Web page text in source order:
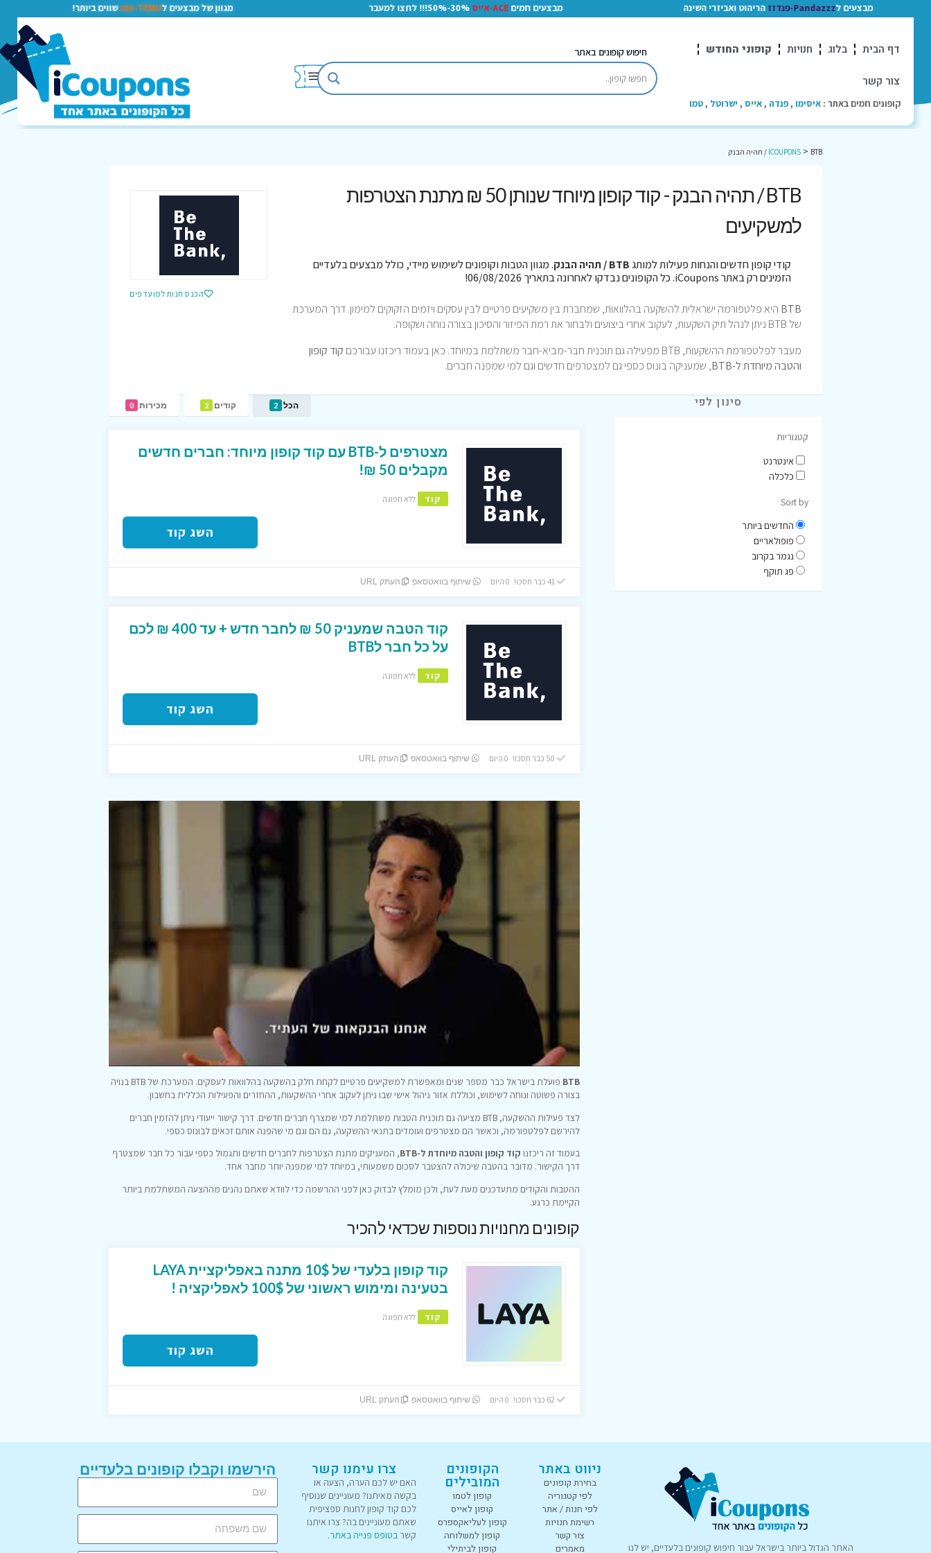
מבצעים לPandazzz-פנדזז הריהוט ואביזרי השינה מבצעים חמים ACE-אייס 30%-50%!!! לחצו למעבר מגוון של מבצעים לTEMU-טמו שווים ביותר!
דף הבית בלוג חנויות קופוני החודש
צור קשר
קופונים חמים באתר : איסימו ,פנדה ,אייס , ישרוטל ,טמו
חיפוש קופונים באתר
ICOUPONS > BTB / תהיה הבנק
הכנס חנות למועדפים
BTB / תהיה הבנק - קוד קופון מיוחד שנותן 50 ₪ מתנת הצטרפות
למשקיעים
קודי קופון חדשים והנחות פעילות למותגBTB / תהיה הבנק
. מגוון הטבות וקופונים לשימוש מיידי, כולל מבצעים בלעדיים
הזמינים רק באתר iCoupons. כל הקופונים נבדקו לאחרונה בתאריך 06/08/2026!
BTB היא פלטפורמה ישראלית להשקעה בהלוואות, שמחברת בין משקיעים פרטיים לבין עסקים ויזמים הזקוקים למימון. דרך המערכת
של BTB ניתן לנהל תיק השקעות, לעקוב אחרי ביצועים ולבחור את רמת הפיזור והסיכון בצורה נוחה ושקופה.
מעבר לפלטפורמת ההשקעות, BTB מפעילה גם תוכנית חבר-מביא-חבר משתלמת במיוחד. כאן בעמוד ריכזנו עבורכם
קוד קופון
והטבה מיוחדת ל-BTB
, שמעניקה בונוס כספי גם למצטרפים חדשים וגם למי שמפנה חברים.
הכל 2 קודים 2 מכירות 0
מצטרפים ל-BTB עם קוד קופון מיוחד: חברים חדשים
מקבלים 50 ₪!
קוד ללא תפוגה
השג קוד
41 כבר חסכו! 0 היום שיתוף בוואטסאפ העתק URL
קוד הטבה שמעניק 50 ₪ לחבר חדש + עד 400 ₪ לכם
על כל חבר לBTB
קוד ללא תפוגה
השג קוד
שיתוף בוואטסאפ העתק URL
BTB
פועלת בישראל כבר מספר שנים ומאפשרת למשקיעים פרטיים לקחת חלק בהשקעה בהלוואות לעסקים. המערכת של BTB בנויה
בצורה פשוטה ונוחה לשימוש, וכוללת אזור ניהול אישי שבו ניתן לעקוב אחרי ההשקעות, ההחזרים והפעילות הכללית בחשבון.
לצד פעילות ההשקעה, BTB מציעה גם תוכנית הטבות משתלמת למי שמצרף חברים חדשים. דרך קישור ייעודי ניתן להזמין חברים
להירשם לפלטפורמה, וכאשר הם מצטרפים ועומדים בתנאי ההשקעה, גם הם וגם מי שהפנה אותם זכאים לבונוס כספי.
בעמוד זה ריכזנו קוד קופון והטבה מיוחדת ל-BTB
, המעניקים מתנת הצטרפות לחברים חדשים ותגמול כספי עבור כל חבר שמצטרף
דרך הקישור. מדובר בהטבה שיכולה להצטבר לסכום משמעותי, במיוחד למי שמפנה יותר מחבר אחד.
ההטבות והקודים מתעדכנים מעת לעת, ולכן מומלץ לבדוק כאן לפני ההרשמה כדי לוודא שאתם נהנים מההצעה המשתלמת ביותר
הקיימת כרגע.
קופונים מחנויות נוספות שכדאי להכיר
קוד קופון בלעדי של 10$ מתנה באפליקציית LAYA
בטעינה ומימוש ראשוני של 100$ לאפליקציה !
קוד ללא תפוגה
השג קוד
62 כבר חסכו! 0 היום שיתוף בוואטסאפ העתק URL
סינון לפי
קטגוריות
אינטרנט
כלכלה
Sort by
החדשים ביותר
פופולאריים
נגמר בקרוב
פג תוקף
האתר הגדול ביותר בישראל עבור חיפוש קופונים בלעדיים, יש לנו
ניווט באתר
בחירת קופונים
לפי קטגוריה
לפי חנות / אתר
רשימת חנויות
צור קשר
מאמרים
הקופונים
המובילים
קופון לטמו
קופון לאייס
קופון לעליאקספרס
קופון למשלוחה
קופון לביתילי
צרו עימנו קשר
האם יש לכם הערה, הצעה או
בקשה מאיתנו? מעוניינים שנוסיף
לכם קוד קופון לחנות ספציפית
שאתם מעוניינים בה? צרו איתנו
קשר בטופס פנייה באתר.
הירשמו וקבלו קופונים בלעדיים